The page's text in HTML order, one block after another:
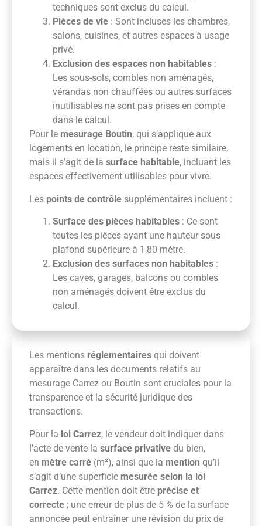
techniques sont exclus du calcul.
Pièces de vie : Sont incluses les chambres,
salons, cuisines, et autres espaces à usage
privé.
Exclusion des espaces non habitables :
Les sous-sols, combles non aménagés,
vérandas non chauffées ou autres surfaces
inutilisables ne sont pas prises en compte
dans le calcul.
Pour le mesurage Boutin, qui s’applique aux
logements en location, le principe reste similaire,
mais il s’agit de la surface habitable, incluant les
espaces effectivement utilisables pour vivre.
Les points de contrôle supplémentaires incluent :
Surface des pièces habitables : Ce sont
toutes les pièces ayant une hauteur sous
plafond supérieure à 1,80 mètre.
Exclusion des surfaces non habitables :
Les caves, garages, balcons ou combles
non aménagés doivent être exclus du
calcul.
Les mentions réglementaires qui doivent
apparaître dans les documents relatifs au
mesurage Carrez ou Boutin sont cruciales pour la
transparence et la sécurité juridique des
transactions.
Pour la loi Carrez, le vendeur doit indiquer dans
l’acte de vente la surface privative du bien,
en mètre carré (m²), ainsi que la mention qu’il
s’agit d’une superficie mesurée selon la loi
Carrez. Cette mention doit être précise et
correcte ; une erreur de plus de 5 % de la surface
annoncée peut entraîner une révision du prix de